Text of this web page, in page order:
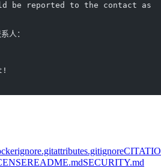
be reported to the contact as
人：
.gitattributes.gitignore
README.mdSECURITY.md